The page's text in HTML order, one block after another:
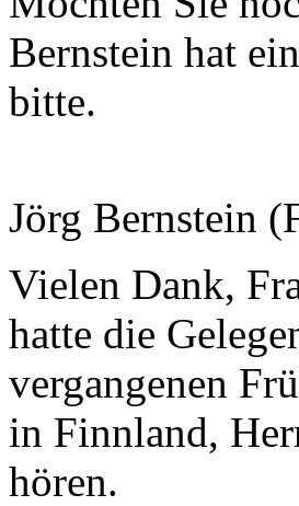
Bernstein hat
bitte.
Jörg Bernstein
Vielen Dank,
hatte die
vergangenen
in Finnland,
hören.